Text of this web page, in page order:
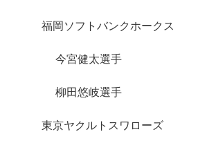
福岡ソフトバンクホークス
今宮健太選手
柳田悠岐選手
東京ヤクルトスワローズ